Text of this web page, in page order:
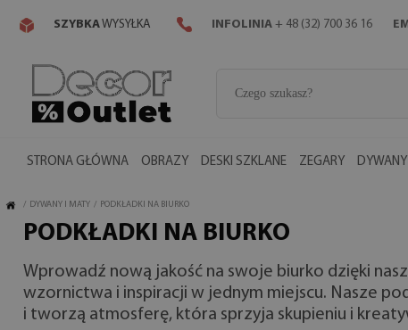
SZYBKAWYSYŁKA INFOLINIA + 48 (32) 700 36 16
STRONA GŁÓWNA OBRAZY DESKI SZKLANE ZEGARY DYWANY
/ DYWANY I MATY / PODKŁADKI NA BIURKO
PODKŁADKI NA BIURKO
Wprowadź nową jakość na swoje biurko dzięki
wzornictwa i inspiracji w jednym miejscu. Nasze
i tworzą atmosferę, która sprzyja skupieniu i